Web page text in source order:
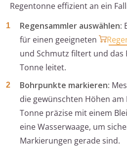
Regentonne effizient an ein
Regensammler auswählen:
für einen geeigneten
und Schmutz filtert und das
Tonne leitet.
Bohrpunkte markieren:
die gewünschten Höhen
Tonne präzise mit einem
eine Wasserwaage, um
Markierungen gerade sind.